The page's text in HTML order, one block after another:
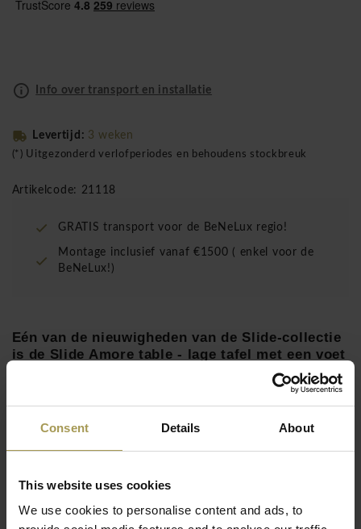
Consent Details About
This website uses cookies
We use cookies to personalise content and ads, to
Info over transport en installatie
Levertijd: 3 weken
(*) Uitgezonderd verlofperiodes en behoudens stockbreuk
Artikelcode: 21118
GRATIS transport voor de BeNeLux regio!
Montage inclusief vanaf €1500 ( enkel voor de
BeNeLux!)
Eén van de nieuwigheden van de Slide-collectie
is de Slide Amore table - lage tafel met een voet
van gestileerde vormen van het woord Amore
Ontwerp: Giò Colonna Romano
Op aanvraag beschikbaar in gelakte kleuren
Voor zowel binnen als buitengebruik